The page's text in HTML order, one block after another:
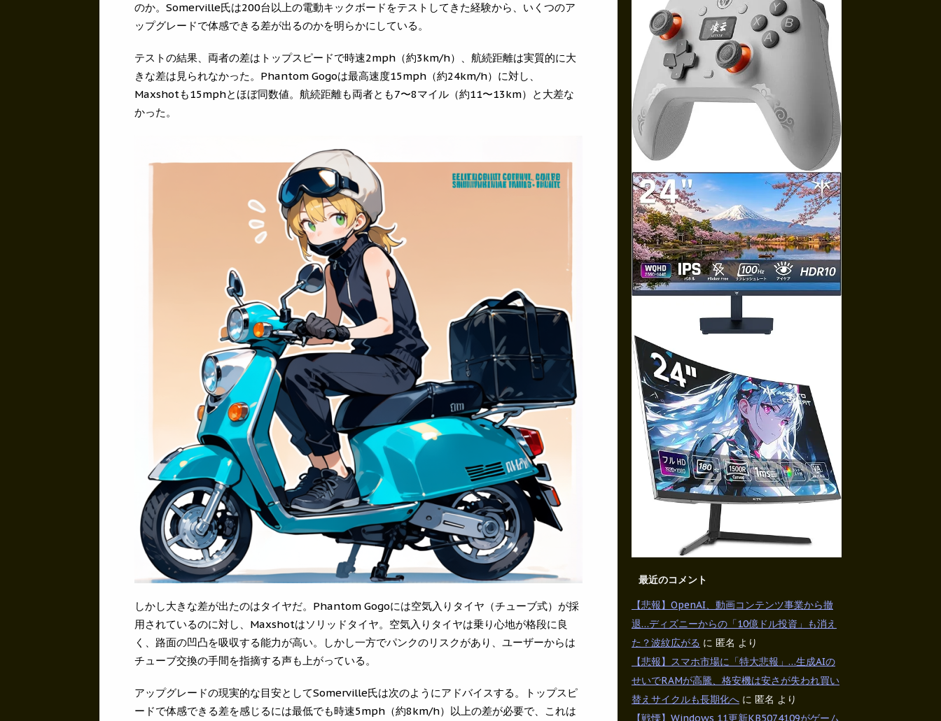
のか。Somerville氏は200台以上の電動キックボードをテストしてきた経験から、いくつのア
ップグレードで体感できる差が出るのかを明らかにしている。
テストの結果、両者の差はトップスピードで時速2mph（約3km/h）、航続距離は実質的に大
きな差は見られなかった。Phantom Gogoは最高速度15mph（約24km/h）に対し、
Maxshotも15mphとほぼ同数値。航続距離も両者とも7〜8マイル（約11〜13km）と大差な
かった。
しかし大きな差が出たのはタイヤだ。Phantom Gogoには空気入りタイヤ（チューブ式）が採
用されているのに対し、Maxshotはソリッドタイヤ。空気入りタイヤは乗り心地が格段に良
く、路面の凹凸を吸収する能力が高い。しかし一方でパンクのリスクがあり、ユーザーからは
チューブ交換の手間を指摘する声も上がっている。
アップグレードの現実的な目安としてSomerville氏は次のようにアドバイスする。トップスピ
ードで体感できる差を感じるには最低でも時速5mph（約8km/h）以上の差が必要で、これは
最近のコメント
【悲報】OpenAI、動画コンテンツ事業から撤
退…ディズニーからの「10億ドル投資」も消え
た？波紋広がる に 匿名 より
【悲報】スマホ市場に「特大悲報」…生成AIの
せいでRAMが高騰、格安機は安さが失われ買い
替えサイクルも長期化へ に 匿名 より
【戦慄】Windows 11更新KB5074109がゲーム